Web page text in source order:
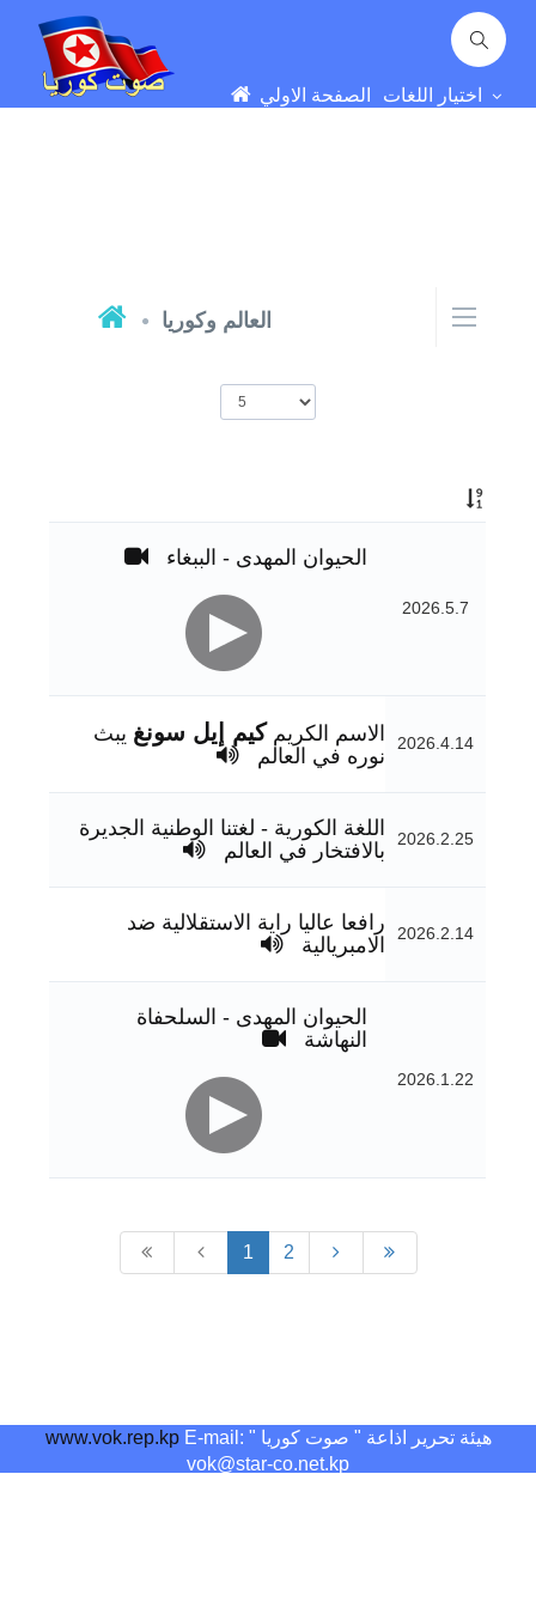
الصفحة الاولي
العالم وكوريا
الحيوان المهدى - الببغاء
2026.5.7
الاسم الكريم كيم إيل سونغ يبث
نوره في العالم
2026.4.14
اللغة الكورية - لغتنا الوطنية الجديرة
بالافتخار في العالم
2026.2.25
رافعا عاليا راية الاستقلالية ضد
الامبريالية
2026.2.14
الحيوان المهدى - السلحفاة
النهاشة
2026.1.22
1 2
هيئة تحرير اذاعة " صوت كوريا " www.vok.rep.kpE-mail:
vok@star-co.net.kp